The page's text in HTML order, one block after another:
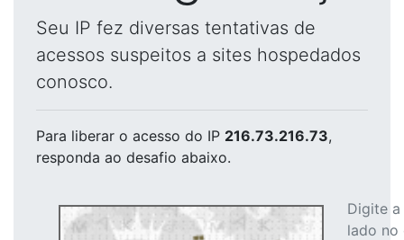
Seu IP fez diversas tentativas de
acessos suspeitos a sites hospedados
conosco.
Para liberar o acesso do IP 216.73.216.73,
responda ao desafio abaixo.
Digite
lado no